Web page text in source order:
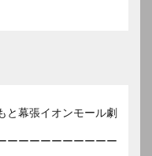
幕張イオンモール劇
ーーーーーーーーーー